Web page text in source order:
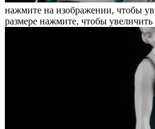
нажмите на изображении, чтобы
размере нажмите, чтобы увеличить